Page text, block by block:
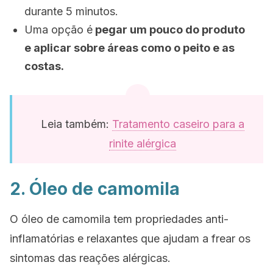
durante 5 minutos.
Uma opção é pegar um pouco do produto
e aplicar sobre áreas como o peito e as
costas.
Leia também: Tratamento caseiro para a
rinite alérgica
2. Óleo de camomila
O óleo de camomila tem propriedades anti-
inflamatórias e relaxantes que ajudam a frear os
sintomas das reações alérgicas.